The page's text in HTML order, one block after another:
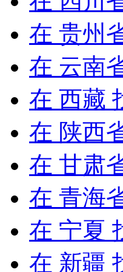
在 贵州
在 云南
在 西藏
在 陕西
在 甘肃
在 青海
在 宁夏
在 新疆